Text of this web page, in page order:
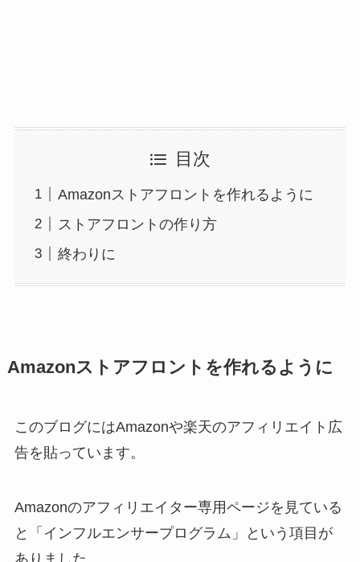
目次
Amazonストアフロントを作れるように
ストアフロントの作り方
終わりに
Amazonストアフロントを作れるように
このブログにはAmazonや楽天のアフィリエイト広
告を貼っています。
Amazonのアフィリエイター専用ページを見ている
と「インフルエンサープログラム」という項目が
ありました。